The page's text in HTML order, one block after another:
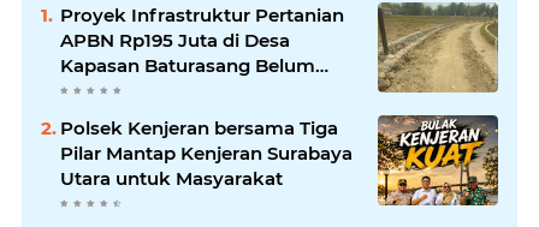
Proyek Infrastruktur Pertanian
APBN Rp195 Juta di Desa
Kapasan Baturasang Belum
Temui Titik Terang, Warga Minta
Pemkab Sampang Bertindak
Polsek Kenjeran bersama Tiga
Pilar Mantap Kenjeran Surabaya
Utara untuk Masyarakat